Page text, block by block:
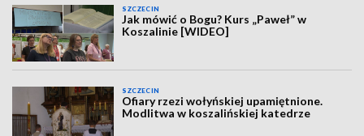
SZCZECIN
Jak mówić o Bogu? Kurs „Paweł” w
Koszalinie [WIDEO]
SZCZECIN
Ofiary rzezi wołyńskiej upamiętnione.
Modlitwa w koszalińskiej katedrze